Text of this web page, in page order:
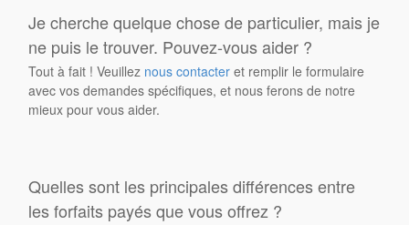
Je cherche quelque chose de particulier, mais je
ne puis le trouver. Pouvez-vous aider ?
Tout à fait ! Veuillez nous contacter et remplir le formulaire
avec vos demandes spécifiques, et nous ferons de notre
mieux pour vous aider.
Quelles sont les principales différences entre
les forfaits payés que vous offrez ?